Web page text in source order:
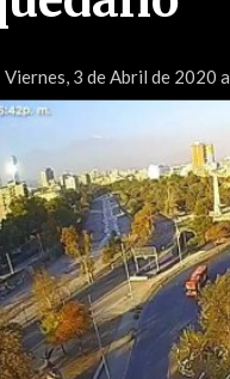
Viernes, 3 de Abril de 2020